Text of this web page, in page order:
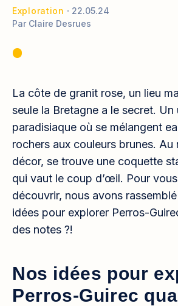
Exploration
22.05.24
Par Claire Desrues
La côte de granit rose, un lieu
seule la Bretagne a le secret. Un
paradisiaque où se mélangent
rochers aux couleurs brunes. Au
décor, se trouve une coquette
qui vaut le coup d’œil. Pour
découvrir, nous avons
idées pour explorer Perros-
des notes ?!
Nos idées pour
Perros-Guirec